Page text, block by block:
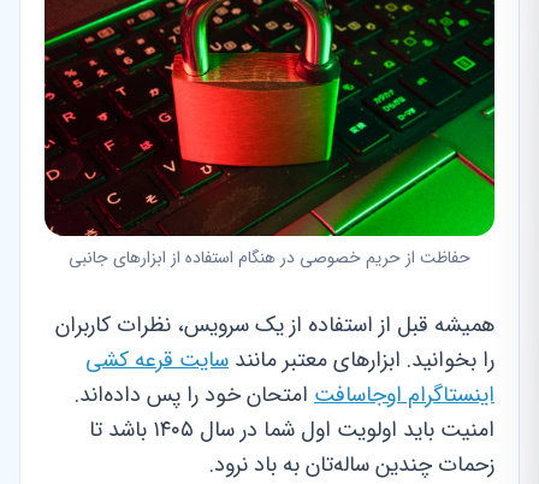
حفاظت از حریم خصوصی در هنگام استفاده از ابزارهای جانبی
همیشه قبل از استفاده از یک سرویس، نظرات کاربران
را بخوانید. ابزارهای معتبر مانند سایت قرعه کشی
اینستاگرام اوجاسافت امتحان خود را پس داده‌اند.
امنیت باید اولویت اول شما در سال ۱۴۰۵ باشد تا
زحمات چندین ساله‌تان به باد نرود.